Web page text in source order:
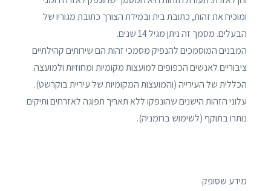
ומוכיח את זהות, כתובת בית ובמידת הצורך כתובת מגוריו של
הבעלים. מסמך זה ניתן מגיל 14 שנים.
המבנים המוסמכים להנפיק מסמכי זהות הם שירותים קהילתיים
ציבוריים לאנשים הכפופים למועצות מקומיות ומחוזיות ולמועצה
הכללית של העירייה (והמועצות המקומיות של עיריית בוקרשט).
עלוני הזהות הישנים שהונפקו ללא תאריך תפוגה לאזרחים ותיקים
נותרו בתוקף (לשימוש ברומניה).
מידע שסופק